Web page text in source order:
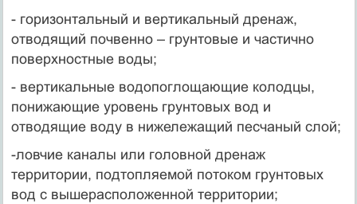
- горизонтальный и вертикальный дренаж,
отводящий почвенно – грунтовые и частично
поверхностные воды;
- вертикальные водопоглощающие колодцы,
понижающие уровень грунтовых вод и
отводящие воду в нижележащий песчаный слой;
-ловчие каналы или головной дренаж
территории, подтопляемой потоком грунтовых
вод с вышерасположенной территории;